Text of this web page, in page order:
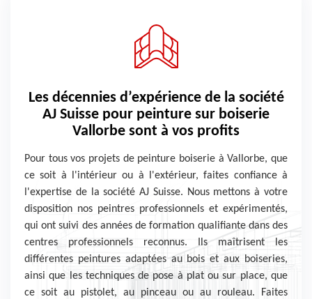
Les décennies d’expérience de la société
AJ Suisse pour peinture sur boiserie
Vallorbe sont à vos profits
Pour tous vos projets de peinture boiserie à Vallorbe, que
ce soit à l'intérieur ou à l'extérieur, faites confiance à
l'expertise de la société AJ Suisse. Nous mettons à votre
disposition nos peintres professionnels et expérimentés,
qui ont suivi des années de formation qualifiante dans des
centres professionnels reconnus. Ils maîtrisent les
différentes peintures adaptées au bois et aux boiseries,
ainsi que les techniques de pose à plat ou sur place, que
ce soit au pistolet, au pinceau ou au rouleau. Faites